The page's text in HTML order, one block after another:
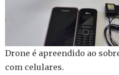
Drone é apreendido ao
com celulares.